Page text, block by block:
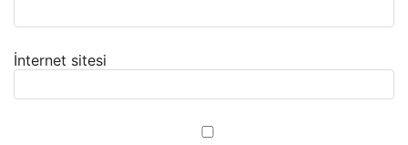
İnternet sitesi